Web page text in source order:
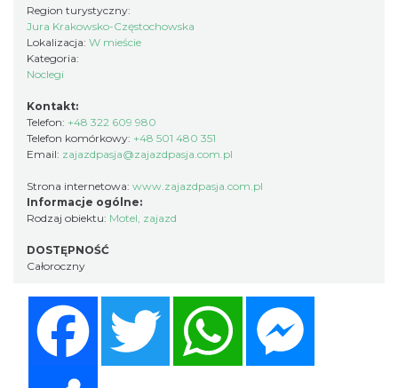
Region turystyczny:
Jura Krakowsko-Częstochowska
Lokalizacja: W mieście
Kategoria:
Noclegi
Kontakt:
Telefon: +48 322 609 980
Telefon komórkowy: +48 501 480 351
Email: zajazdpasja@zajazdpasja.com.pl
Strona internetowa: www.zajazdpasja.com.pl
Informacje ogólne:
Rodzaj obiektu: Motel, zajazd
DOSTĘPNOŚĆ
Całoroczny
Twitter WhatsApp